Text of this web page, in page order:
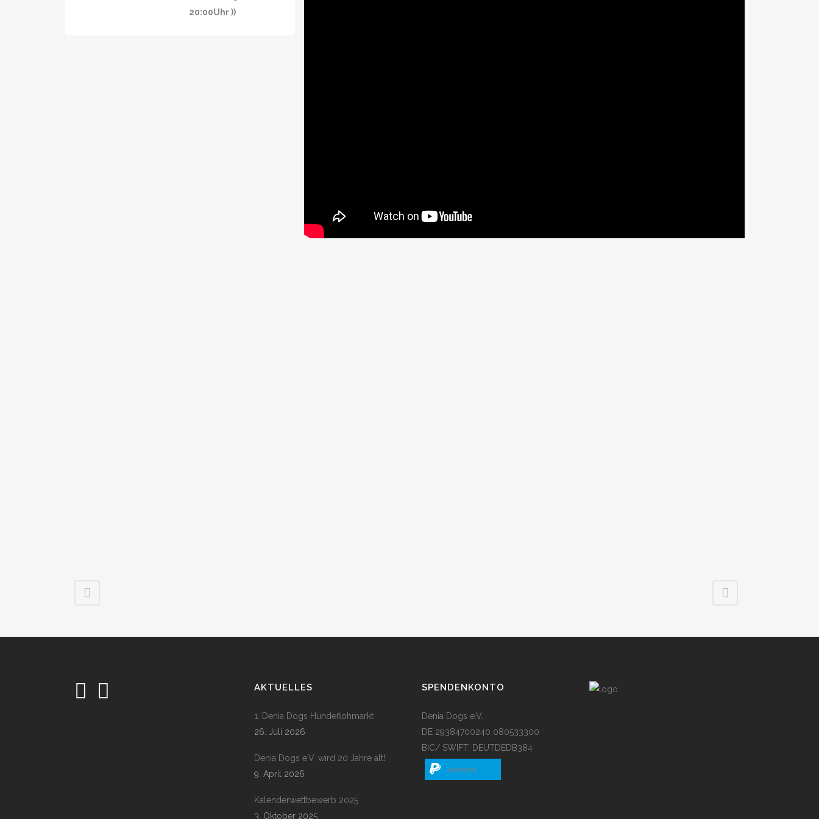
20:00Uhr ))
AKTUELLES
1. Denia Dogs Hundeflohmarkt
26. Juli 2026
Denia Dogs e.V. wird 20 Jahre alt!
9. April 2026
Kalenderwettbewerb 2025
3. Oktober 2025
SPENDENKONTO
Denia Dogs e.V.
DE 29384700240 080533300
BIC/ SWIFT: DEUTDEDB384
spenden